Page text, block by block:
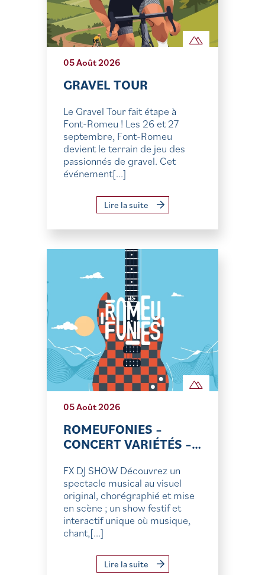
05 Août 2026
GRAVEL TOUR
Le Gravel Tour fait étape à
Font-Romeu ! Les 26 et 27
septembre, Font-Romeu
devient le terrain de jeu des
passionnés de gravel. Cet
événement[...]
Lire la suite
05 Août 2026
ROMEUFONIES –
CONCERT VARIÉTÉS –…
FX DJ SHOW Découvrez un
spectacle musical au visuel
original, chorégraphié et mise
en scène ; un show festif et
interactif unique où musique,
chant,[...]
Lire la suite